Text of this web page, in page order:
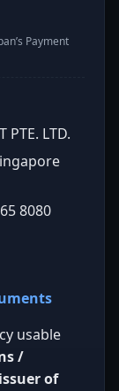
Payment
PTE. LTD.
8080
usable
/
issuer of